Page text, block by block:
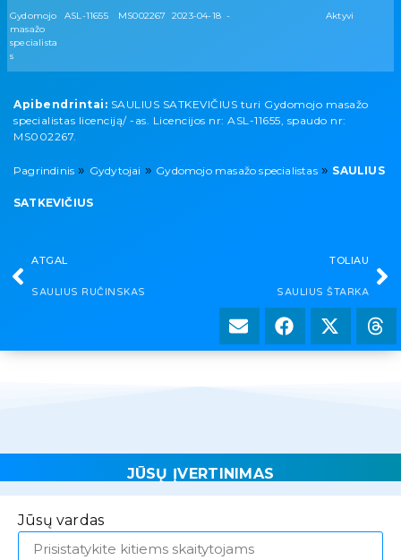
Gydomojo
masažo
specialista
s
ASL-11655 MS002267 2023-04-18 - Aktyvi
Apibendrintai: SAULIUS SATKEVIČIUS turi Gydomojo masažo
specialistas licenciją/ -as. Licencijos nr: ASL-11655, spaudo nr:
MS002267.
Pagrindinis » Gydytojai » Gydomojo masažo specialistas» SAULIUS
SATKEVIČIUS
ATGAL
SAULIUS RUČINSKAS
TOLIAU
SAULIUS ŠTARKA
JŪSŲ ĮVERTINIMAS
Jūsų vardas